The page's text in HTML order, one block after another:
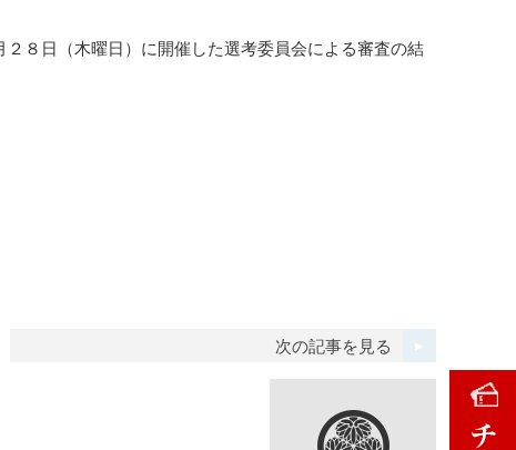
８日（木曜日）に開催した選考委員会による審査の結
次の記事を見る